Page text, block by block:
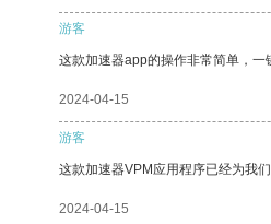
游客
这款加速器app的操作非常简单，一
2024-04-15
游客
这款加速器VPM应用程序已经为我
2024-04-15